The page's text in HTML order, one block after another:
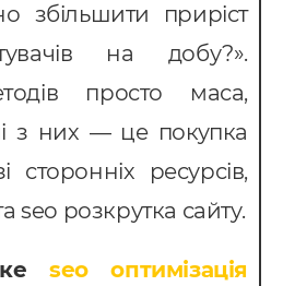
збільшити приріст
на добу?».
просто маса,
з них — це покупка
ресурсів,
seo розкрутка сайту.
seo оптимізація